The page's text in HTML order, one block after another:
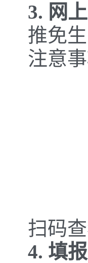
3. 网
推免
注意事
扫码
4. 填